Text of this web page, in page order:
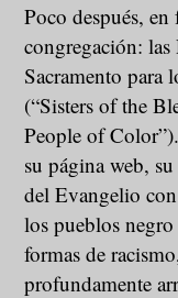
Poco después,
congregación:
Sacramento para
(“Sisters of the
People of
su página web,
del Evangelio
los pueblos
formas de
profundamente